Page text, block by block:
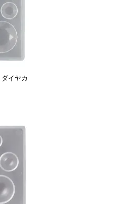
イヤカ